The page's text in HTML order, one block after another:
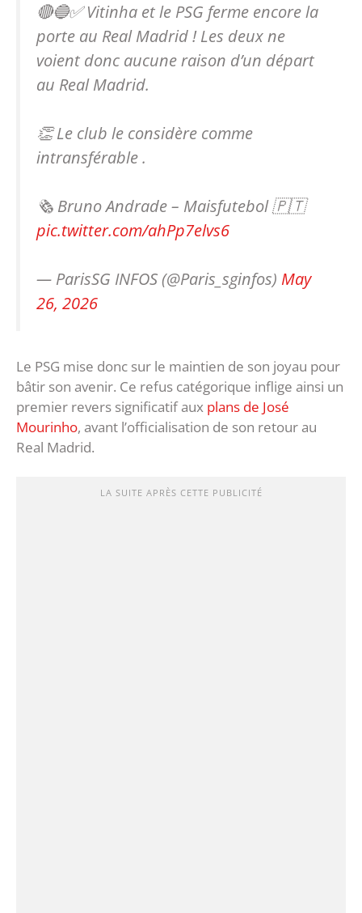
🔴🔵✅ Vitinha et le PSG ferme encore la
porte au Real Madrid ! Les deux ne
voient donc aucune raison d’un départ
au Real Madrid.
👏 Le club le considère comme
intransférable .
🗞 Bruno Andrade – Maisfutebol 🇵🇹
pic.twitter.com/ahPp7elvs6
— ParisSG INFOS (@Paris_sginfos) May
26, 2026
Le PSG mise donc sur le maintien de son joyau pour
bâtir son avenir. Ce refus catégorique inflige ainsi un
premier revers significatif aux plans de José
Mourinho, avant l’officialisation de son retour au
Real Madrid.
LA SUITE APRÈS CETTE PUBLICITÉ